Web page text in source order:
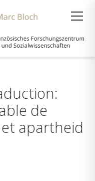
de
apartheid